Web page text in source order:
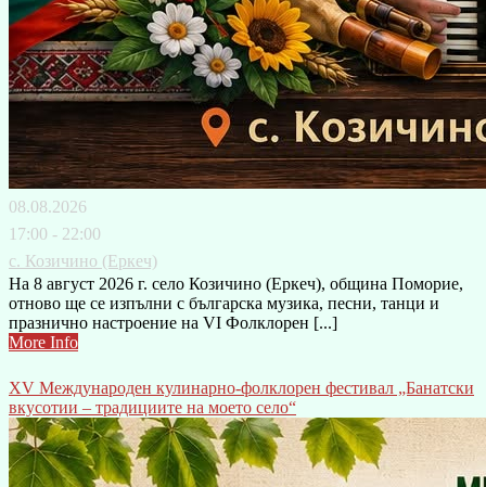
08.08.2026
17:00 - 22:00
с. Козичино (Еркеч)
На 8 август 2026 г. село Козичино (Еркеч), община Поморие,
отново ще се изпълни с българска музика, песни, танци и
празнично настроение на VI Фолклорен [...]
More Info
XV Международен кулинарно-фолклорен фестивал „Банатски
вкусотии – традициите на моето село“